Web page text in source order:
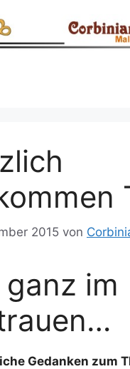
2015 von
ganz im
Gedanken zum